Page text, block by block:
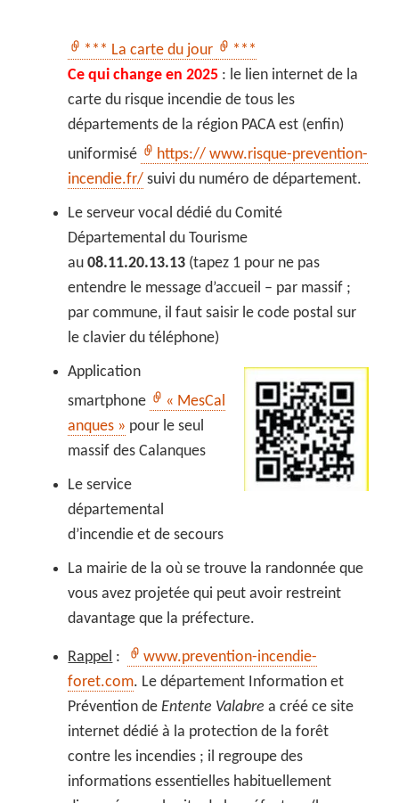
*** La carte du jour
***
Ce qui change en 2025 : le lien internet de la
carte du risque incendie de tous les
départements de la région PACA est (enfin)
uniformisé
https:// www.risque-prevention-
incendie.fr/ suivi du numéro de département.
Le serveur vocal dédié du Comité
Départemental du Tourisme
au08.11.20.13.13 (tapez 1 pour ne pas
entendre le message d’accueil – par massif ;
par commune, il faut saisir le code postal sur
le clavier du téléphone)
Application
smartphone
« MesCal
anques » pour le seul
massif des Calanques
Le service
départemental
d’incendie et de secours
La mairie de la où se trouve la randonnée que
vous avez projetée qui peut avoir restreint
davantage que la préfecture.
Rappel :
www.prevention-incendie-
foret.com. Le département Information et
Prévention deEntente Valabre a créé ce site
internet dédié à la protection de la forêt
contre les incendies ; il regroupe des
informations essentielles habituellement